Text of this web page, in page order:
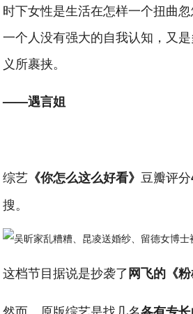
时下女性是生活在怎样一个扭曲
一个人没有强大的自我认知，又
义所裹挟。
——遇言姐
综艺 《你怎么这么好看》豆瓣评分
搜。
这档节目据说是抄袭了网飞的《粉